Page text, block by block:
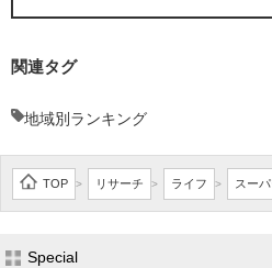
関連タグ
地域別ランキング
TOP > リサーチ > ライフ > スー
Special